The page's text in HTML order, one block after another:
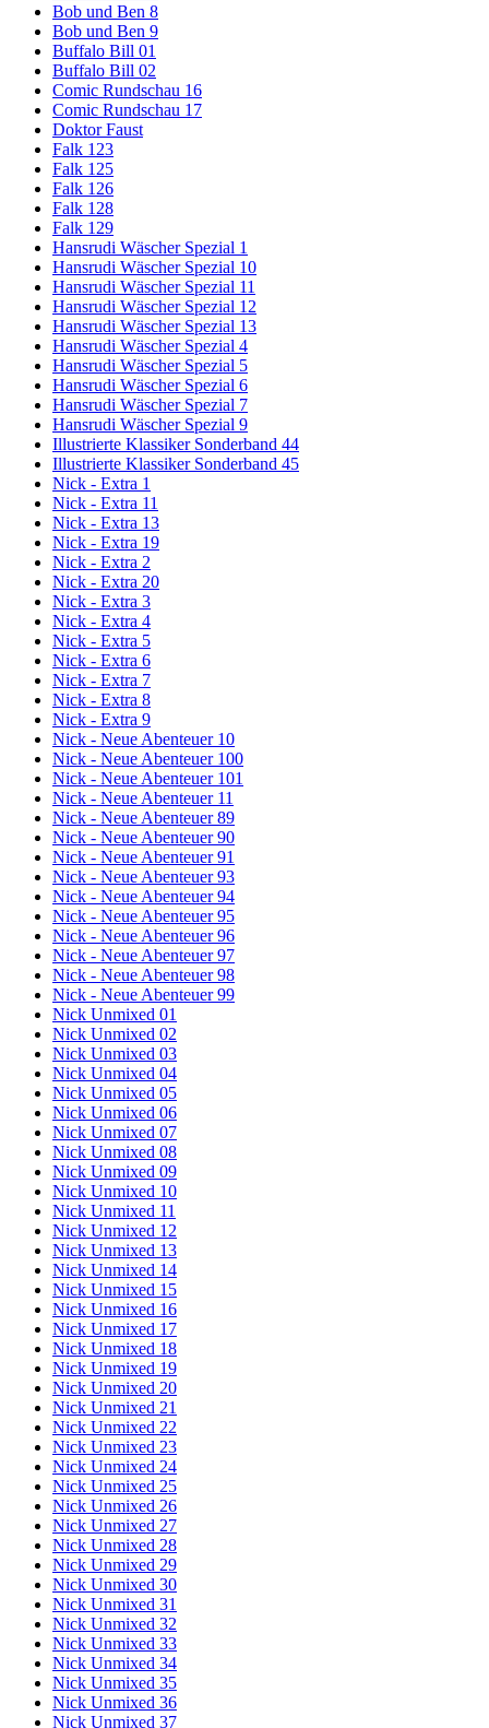
Bob und Ben 8
Bob und Ben 9
Buffalo Bill 01
Buffalo Bill 02
Comic Rundschau 16
Comic Rundschau 17
Doktor Faust
Falk 123
Falk 125
Falk 126
Falk 128
Falk 129
Hansrudi Wäscher Spezial 1
Hansrudi Wäscher Spezial 10
Hansrudi Wäscher Spezial 11
Hansrudi Wäscher Spezial 12
Hansrudi Wäscher Spezial 13
Hansrudi Wäscher Spezial 4
Hansrudi Wäscher Spezial 5
Hansrudi Wäscher Spezial 6
Hansrudi Wäscher Spezial 7
Hansrudi Wäscher Spezial 9
Illustrierte Klassiker Sonderband 44
Illustrierte Klassiker Sonderband 45
Nick - Extra 1
Nick - Extra 11
Nick - Extra 13
Nick - Extra 19
Nick - Extra 2
Nick - Extra 20
Nick - Extra 3
Nick - Extra 4
Nick - Extra 5
Nick - Extra 6
Nick - Extra 7
Nick - Extra 8
Nick - Extra 9
Nick - Neue Abenteuer 10
Nick - Neue Abenteuer 100
Nick - Neue Abenteuer 101
Nick - Neue Abenteuer 11
Nick - Neue Abenteuer 89
Nick - Neue Abenteuer 90
Nick - Neue Abenteuer 91
Nick - Neue Abenteuer 93
Nick - Neue Abenteuer 94
Nick - Neue Abenteuer 95
Nick - Neue Abenteuer 96
Nick - Neue Abenteuer 97
Nick - Neue Abenteuer 98
Nick - Neue Abenteuer 99
Nick Unmixed 01
Nick Unmixed 02
Nick Unmixed 03
Nick Unmixed 04
Nick Unmixed 05
Nick Unmixed 06
Nick Unmixed 07
Nick Unmixed 08
Nick Unmixed 09
Nick Unmixed 10
Nick Unmixed 11
Nick Unmixed 12
Nick Unmixed 13
Nick Unmixed 14
Nick Unmixed 15
Nick Unmixed 16
Nick Unmixed 17
Nick Unmixed 18
Nick Unmixed 19
Nick Unmixed 20
Nick Unmixed 21
Nick Unmixed 22
Nick Unmixed 23
Nick Unmixed 24
Nick Unmixed 25
Nick Unmixed 26
Nick Unmixed 27
Nick Unmixed 28
Nick Unmixed 29
Nick Unmixed 30
Nick Unmixed 31
Nick Unmixed 32
Nick Unmixed 33
Nick Unmixed 34
Nick Unmixed 35
Nick Unmixed 36
Nick Unmixed 37